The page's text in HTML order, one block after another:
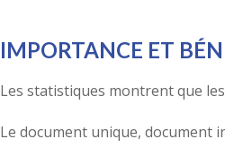
IMPORTANCE ET
Les statistiques montrent que
Le document unique, document